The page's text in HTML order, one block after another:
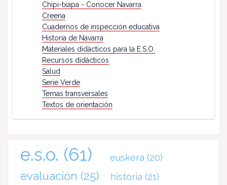
Chipi-txapa - Conocer Navarra
Creena
Cuadernos de inspección educativa
Historia de Navarra
Materiales didácticos para la E.S.O.
Recursos didácticos
Salud
Serie Verde
Temas transversales
Textos de orientación
e.s.o. (61) euskera (20)
evaluación (25) historia (21)